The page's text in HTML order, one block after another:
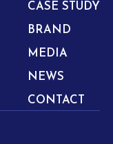
CASE STUDY
BRAND
MEDIA
NEWS
CONTACT